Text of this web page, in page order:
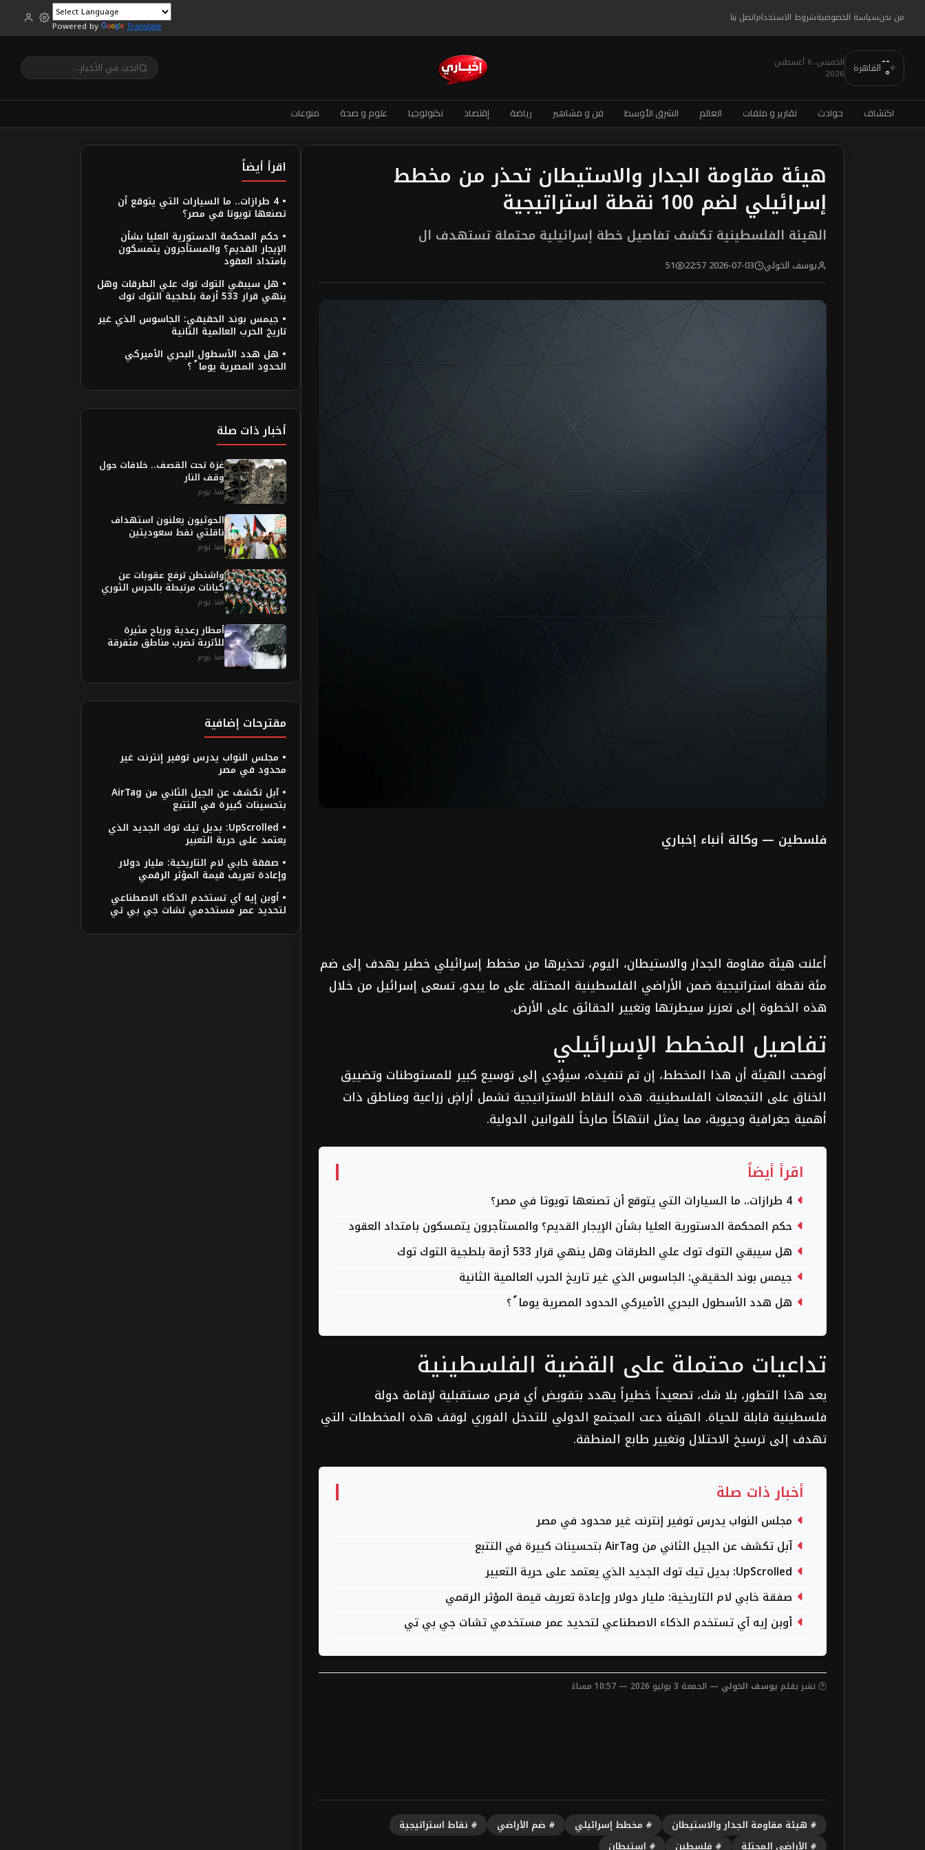
من نحنسياسة الخصوصيةشروط الاستخداماتصل بنا
Powered by Translate
--
° القاهرة الخميس، 6 أغسطس
2026
اكتشاف حوادث تقارير و ملفات العالم الشرق الأوسط فن و مشاهير رياضة إقتصاد تكنولوجيا علوم و صحة منوعات
هيئة مقاومة الجدار والاستيطان تحذر من مخطط
إسرائيلي لضم 100 نقطة استراتيجية
الهيئة الفلسطينية تكشف تفاصيل خطة إسرائيلية محتملة تستهدف ال
يوسف الخولي 2026-07-03 22:57
51
فلسطين — وكالة أنباء إخباري
أعلنت هيئة مقاومة الجدار والاستيطان، اليوم، تحذيرها من مخطط إسرائيلي خطير يهدف إلى ضم
مئة نقطة استراتيجية ضمن الأراضي الفلسطينية المحتلة. على ما يبدو، تسعى إسرائيل من خلال
هذه الخطوة إلى تعزيز سيطرتها وتغيير الحقائق على الأرض.
تفاصيل المخطط الإسرائيلي
أوضحت الهيئة أن هذا المخطط، إن تم تنفيذه، سيؤدي إلى توسيع كبير للمستوطنات وتضييق
الخناق على التجمعات الفلسطينية. هذه النقاط الاستراتيجية تشمل أراضٍ زراعية ومناطق ذات
أهمية جغرافية وحيوية، مما يمثل انتهاكاً صارخاً للقوانين الدولية.
اقرأ أيضاً
4 طرازات.. ما السيارات التي يتوقع أن تصنعها تويوتا في مصر؟
حكم المحكمة الدستورية العليا بشأن الإيجار القديم؟ والمستأجرون يتمسكون بامتداد العقود
هل سيبقي التوك توك علي الطرقات وهل ينهي قرار 533 أزمة بلطجية التوك توك
جيمس بوند الحقيقي: الجاسوس الذي غير تاريخ الحرب العالمية الثانية
هل هدد الأسطول البحري الأميركي الحدود المصرية يوما ً ؟
تداعيات محتملة على القضية الفلسطينية
يعد هذا التطور، بلا شك، تصعيداً خطيراً يهدد بتقويض أي فرص مستقبلية لإقامة دولة
فلسطينية قابلة للحياة. الهيئة دعت المجتمع الدولي للتدخل الفوري لوقف هذه المخططات التي
تهدف إلى ترسيخ الاحتلال وتغيير طابع المنطقة.
أخبار ذات صلة
مجلس النواب يدرس توفير إنترنت غير محدود في مصر
آبل تكشف عن الجيل الثاني من AirTag بتحسينات كبيرة في التتبع
UpScrolled: بديل تيك توك الجديد الذي يعتمد على حرية التعبير
صفقة خابي لام التاريخية: مليار دولار وإعادة تعريف قيمة المؤثر الرقمي
أوبن إيه آي تستخدم الذكاء الاصطناعي لتحديد عمر مستخدمي تشات جي بي تي
🕐 نشر بقلم يوسف الخولي — الجمعة 3 يوليو 2026 — 10:57 مساءً
# هيئة مقاومة الجدار والاستيطان # مخطط إسرائيلي # ضم الأراضي
# نقاط استراتيجية
# الأراضي المحتلة
# فلسطين # استيطان
اقرأ أيضاً
• 4 طرازات.. ما السيارات التي يتوقع أن
تصنعها تويوتا في مصر؟
• حكم المحكمة الدستورية العليا بشأن
الإيجار القديم؟ والمستأجرون يتمسكون
بامتداد العقود
• هل سيبقي التوك توك علي الطرقات وهل
ينهي قرار 533 أزمة بلطجية التوك توك
• جيمس بوند الحقيقي: الجاسوس الذي غير
تاريخ الحرب العالمية الثانية
• هل هدد الأسطول البحري الأميركي
الحدود المصرية يوما ً ؟
أخبار ذات صلة
غزة تحت القصف.. خلافات حول
وقف النار
منذ يوم
الحوثيون يعلنون استهداف
ناقلتي نفط سعوديتين
منذ يوم
واشنطن ترفع عقوبات عن
كيانات مرتبطة بالحرس الثوري
منذ يوم
أمطار رعدية ورياح مثيرة
للأتربة تضرب مناطق متفرقة
منذ يوم
مقترحات إضافية
• مجلس النواب يدرس توفير إنترنت غير
محدود في مصر
• آبل تكشف عن الجيل الثاني من AirTag
بتحسينات كبيرة في التتبع
• UpScrolled: بديل تيك توك الجديد الذي
يعتمد على حرية التعبير
• صفقة خابي لام التاريخية: مليار دولار
وإعادة تعريف قيمة المؤثر الرقمي
• أوبن إيه آي تستخدم الذكاء الاصطناعي
لتحديد عمر مستخدمي تشات جي بي تي